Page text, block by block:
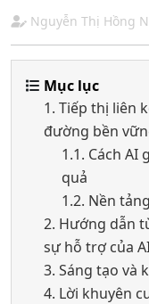
Nguyễn Thị Hồng
Mục lục
1. Tiếp thị liên
đường bền
1.1. Cách AI
quả
1.2. Nền
2. Hướng dẫn
sự hỗ trợ của
3. Sáng tạo và
4. Lời khuyên